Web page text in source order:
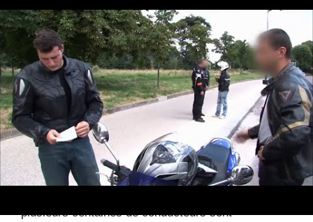
vidéosurveillance dans la
lutte contre l’excès de
vitesse en 2025
Les autorités renforcent leur arsenal avec
l’utilisation des nouvelles technologies de vidéo
surveillance, permettant de traquer et de
sanctionner plus efficacement les conducteurs qui
choisissent la voie de la délinquance routière. Le
plusieurs centaines de conducteurs sont